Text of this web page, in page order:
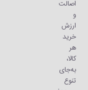
اصالت
و
ارزش
خرید
هر
کالا،
به‌جای
تنوع